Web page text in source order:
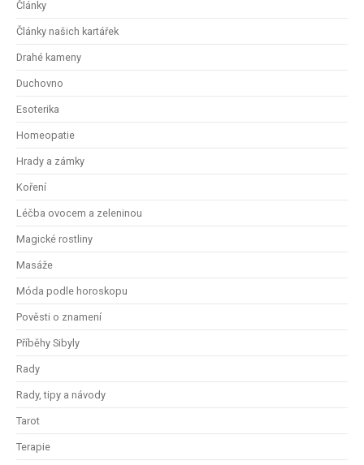
Články
Články našich kartářek
Drahé kameny
Duchovno
Esoterika
Homeopatie
Hrady a zámky
Koření
Léčba ovocem a zeleninou
Magické rostliny
Masáže
Móda podle horoskopu
Pověsti o znamení
Příběhy Sibyly
Rady
Rady, tipy a návody
Tarot
Terapie